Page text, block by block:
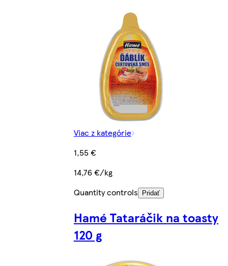
Viac z kategórie
1,55 €
14,76 €/kg
Quantity controls
Pridať
Hamé Tataráčik na toasty
120 g